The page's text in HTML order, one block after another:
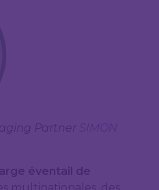
Partner
éventail de
multinationales, des